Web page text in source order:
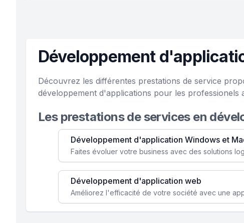
Développement
Découvrez les différentes prestations de service
développement d'applications pour les professionels
Les prestations de services en
Développement d'application Windows et
Développement d'application web